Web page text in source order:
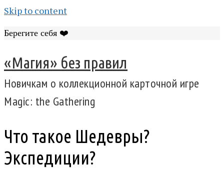
Skip to content
Берегите себя ❤️
«Магия» без правил
Новичкам о коллекционной карточной игре
Magic: the Gathering
Что такое Шедевры?
Экспедиции?